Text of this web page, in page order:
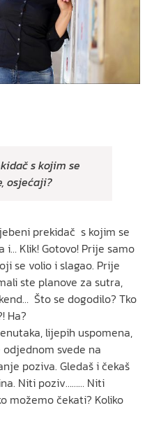
s kojim se
osjećaji?
prekidač s kojim se
i… Klik! Gotovo! Prije samo
se volio i slagao. Prije
ste planove za sutra,
Što se dogodilo? Tko
Ha?
lijepih uspomena,
svede na
poziva. Gledaš i čekaš
Niti poziv……… Niti
možemo čekati? Koliko